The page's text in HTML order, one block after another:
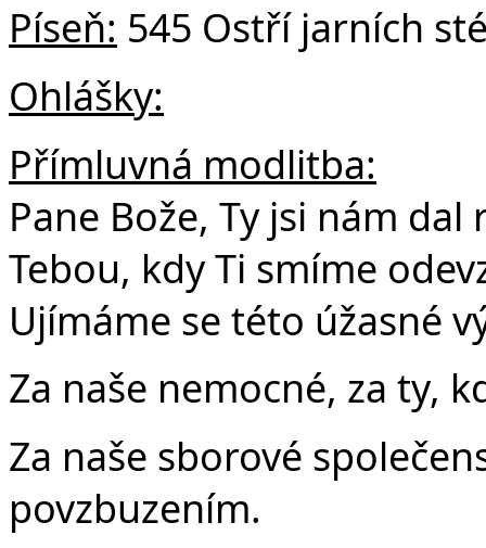
Píseň: 545 Ostří jarních
Ohlášky:
Přímluvná modlitba:
Pane Bože, Ty jsi nám
Tebou, kdy Ti smíme
Ujímáme se této úžasné
Za naše nemocné, za ty,
Za naše sborové
povzbuzením.